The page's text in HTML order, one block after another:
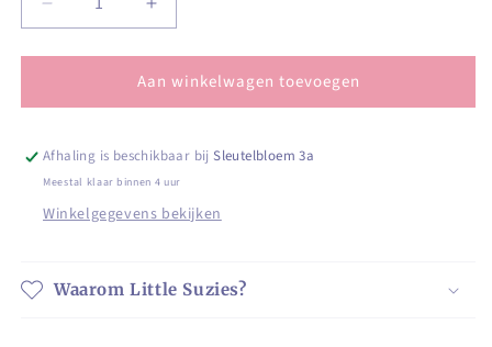
Aantal
verlagen
voor
oorhangers
gehamerde
bedel
subtiele
Aantal
verhogen
voor
Zilveren
oorhangers
gehamerde
bedel
subtiele
Aan winkelwagen toevoegen
Afhaling is beschikbaar bijSleutelbloem 3a
Meestal klaar binnen 4 uur
Winkelgegevens bekijken
Waarom Little Suzies?